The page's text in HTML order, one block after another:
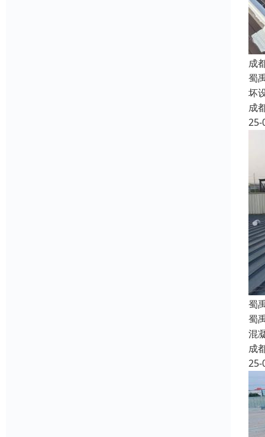
成
蜀
坏
成
25-
蜀
蜀
混
成
25-